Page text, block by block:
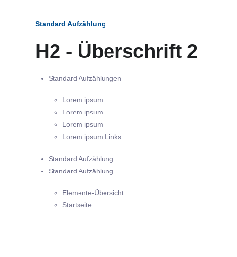
Standard Aufzählung
H2 - Überschrift 2
Standard Aufzählungen
Lorem ipsum
Lorem ipsum
Lorem ipsum
Lorem ipsum Links
Standard Aufzählung
Standard Aufzählung
Elemente-Übersicht
Startseite